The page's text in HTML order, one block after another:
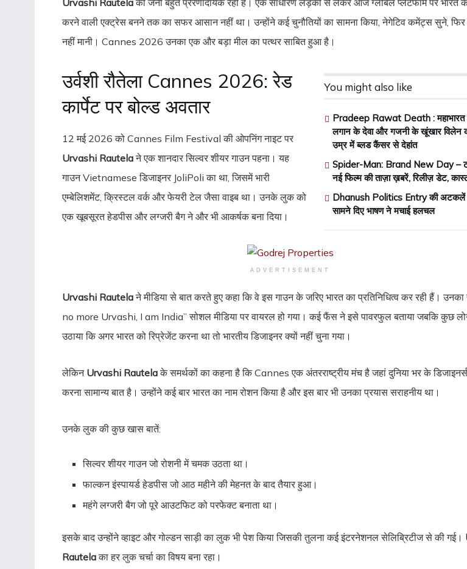
करने वाली एक्ट्रेस बनने तक का सफर आसान नहीं था। उन्होंने कई चुनौतियों का सामना किया, नेगेटिव कमेंट्स सुने, फिर
नहीं मानी। Cannes 2026 उनका एक और बड़ा मील का पत्थर साबित हुआ है।
You might also like
Pradeep Rawat Death : महाभारत
लगान के देवा और गजनी के खूंखार विलेन
उम्र में ब्लड कैंसर से देहांत
Spider-Man: Brand New Day –
नई फिल्म की ताज़ा ख़बरें, रिलीज़ डेट,
Dhanush Politics Entry की अटकलें
सामने दिए भाषण ने मचाई हलचल
उर्वशी रौतेला Cannes 2026: रेड
कार्पेट पर बोल्ड अवतार
12 मई 2026 को Cannes Film Festival की ओपनिंग नाइट पर
Urvashi Rautelaने एक शानदार सिल्वर शीयर गाउन पहना। यह
गाउन Vietnamese डिजाइनर JoliPoli का था, जिसमें भारी
एम्बेलिशमेंट, क्रिस्टल वर्क और फेयरी टेल जैसा वाइब था। उनके लुक को
एक खूबसूरत हेडपीस और लग्जरी बैग ने और भी आकर्षक बना दिया।
ADVERTISEMENT
Urvashi Rautelaने मीडिया से बात करते हुए कहा कि वे इस गाउन के जरिए भारत का प्रतिनिधित्व कर रही हैं।
no more Urvashi, I am India” सोशल मीडिया पर वायरल हो गया। कई फैंस ने इसे पावरफुल बताया जबकि कुछ
उठाया कि अगर भारत को रिप्रेजेंट करना था तो भारतीय डिजाइनर क्यों नहीं चुना गया।
लेकिन Urvashi Rautelaके समर्थकों का कहना है कि Cannes एक अंतरराष्ट्रीय मंच है जहां दुनिया भर के
करना सामान्य बात है। उन्होंने कई बार भारत का नाम रोशन किया है और इस बार भी उनका प्रयास सराहनीय था।
उनके लुक की कुछ खास बातें:
सिल्वर शीयर गाउन जो रोशनी में चमक उठता था।
फाल्कन इंस्पायर्ड हेडपीस जो आठ महीने की मेहनत के बाद तैयार हुआ।
महंगे लग्जरी बैग जो पूरे आउटफिट को परफेक्ट बनाता था।
इसके बाद उन्होंने व्हाइट और गोल्डन साड़ी का लुक भी पेश किया जिसकी तुलना कई इंटरनेशनल सेलिब्रिटीज से की गई।
Rautelaका हर लुक चर्चा का विषय बना रहा।